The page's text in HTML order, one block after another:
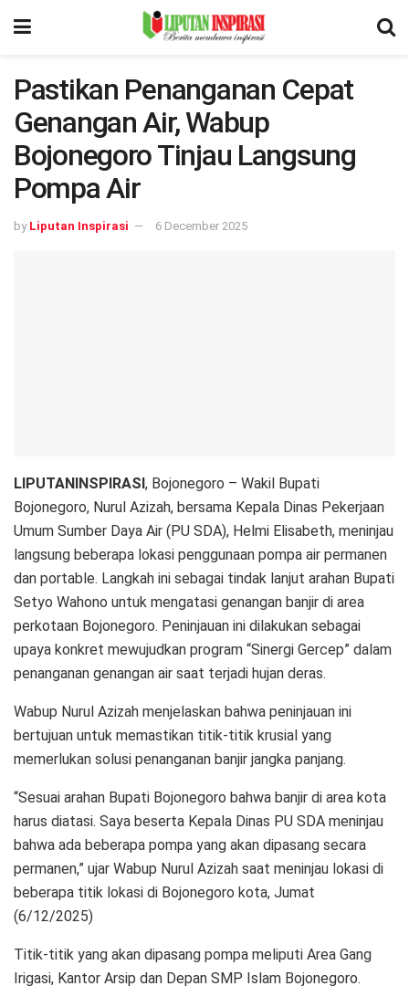
Pastikan Penanganan Cepat
Genangan Air, Wabup
Bojonegoro Tinjau Langsung
Pompa Air
by Liputan Inspirasi 6 December 2025
LIPUTANINSPIRASI , Bojonegoro – Wakil Bupati
Bojonegoro, Nurul Azizah, bersama Kepala Dinas Pekerjaan
Umum Sumber Daya Air (PU SDA), Helmi Elisabeth, meninjau
langsung beberapa lokasi penggunaan pompa air permanen
dan portable. Langkah ini sebagai tindak lanjut arahan Bupati
Setyo Wahono untuk mengatasi genangan banjir di area
perkotaan Bojonegoro. Peninjauan ini dilakukan sebagai
upaya konkret mewujudkan program “Sinergi Gercep” dalam
penanganan genangan air saat terjadi hujan deras.
Wabup Nurul Azizah menjelaskan bahwa peninjauan ini
bertujuan untuk memastikan titik-titik krusial yang
memerlukan solusi penanganan banjir jangka panjang.
“Sesuai arahan Bupati Bojonegoro bahwa banjir di area kota
harus diatasi. Saya beserta Kepala Dinas PU SDA meninjau
bahwa ada beberapa pompa yang akan dipasang secara
permanen,” ujar Wabup Nurul Azizah saat meninjau lokasi di
beberapa titik lokasi di Bojonegoro kota, Jumat
(6/12/2025)
Titik-titik yang akan dipasang pompa meliputi Area Gang
Irigasi, Kantor Arsip dan Depan SMP Islam Bojonegoro.